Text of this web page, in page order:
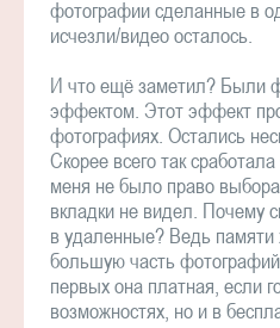
фотографии сделанные в
исчезли/видео осталось.
И что ещё заметил? Были
эффектом. Этот эффект
фотографиях. Остались
Скорее всего так
меня не было право
вкладки не видел. Почему
в удаленные? Ведь
большую часть
первых она платная, если
возможностях, но и в